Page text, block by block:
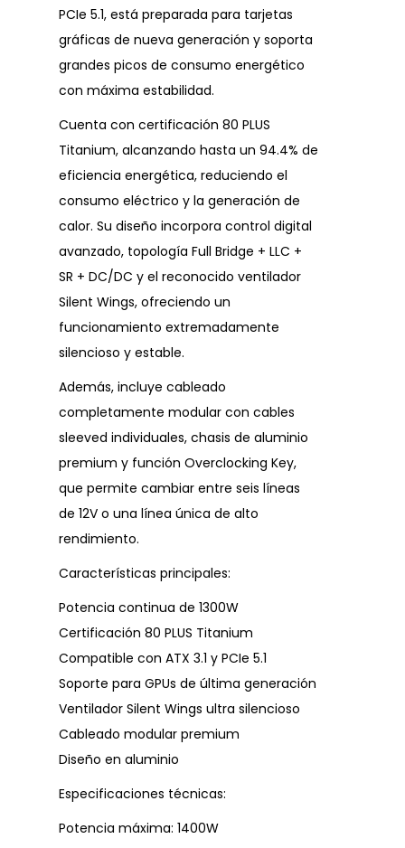
PCIe 5.1, está preparada para tarjetas
gráficas de nueva generación y soporta
grandes picos de consumo energético
con máxima estabilidad.
Cuenta con certificación 80 PLUS
Titanium, alcanzando hasta un 94.4% de
eficiencia energética, reduciendo el
consumo eléctrico y la generación de
calor. Su diseño incorpora control digital
avanzado, topología Full Bridge + LLC +
SR + DC/DC y el reconocido ventilador
Silent Wings, ofreciendo un
funcionamiento extremadamente
silencioso y estable.
Además, incluye cableado
completamente modular con cables
sleeved individuales, chasis de aluminio
premium y función Overclocking Key,
que permite cambiar entre seis líneas
de 12V o una línea única de alto
rendimiento.
Características principales:
Potencia continua de 1300W
Certificación 80 PLUS Titanium
Compatible con ATX 3.1 y PCIe 5.1
Soporte para GPUs de última generación
Ventilador Silent Wings ultra silencioso
Cableado modular premium
Diseño en aluminio
Especificaciones técnicas:
Potencia máxima: 1400W